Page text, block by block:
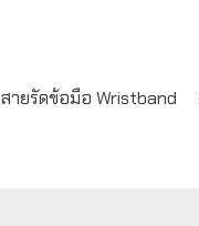
สายรัดข้อมือ Wristband